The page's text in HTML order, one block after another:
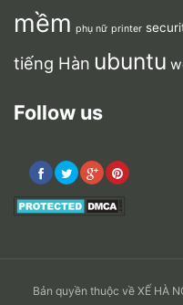
mềm phụ nữ printer
tiếng Hàn ubuntu
Follow us
Bản quyền thuộc về XẾ HÀ